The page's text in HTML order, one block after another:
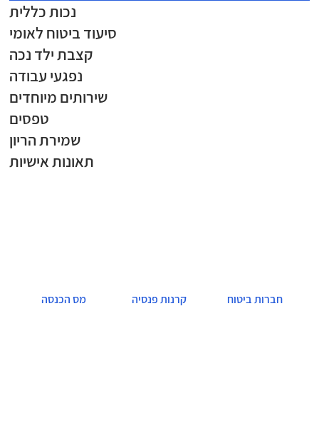
נכות כללית
סיעוד ביטוח לאומי
קצבת ילד נכה
נפגעי עבודה
שירותים מיוחדים
טפסים
שמירת הריון
תאונות אישיות
מס הכנסה קרנות פנסיה חברות ביטוח